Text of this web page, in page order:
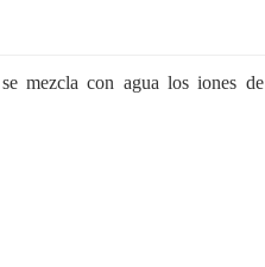
mezcla con agua los iones